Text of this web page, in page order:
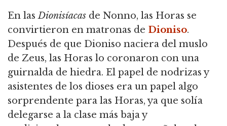
En lasDionisíacas de Nonno, las Horas se
convirtieron en matronas de Dioniso.
Después de que Dioniso naciera del muslo
de Zeus, las Horas lo coronaron con una
guirnalda de hiedra. El papel de nodrizas y
asistentes de los dioses era un papel algo
sorprendente para las Horas, ya que solía
delegarse a la clase más baja y